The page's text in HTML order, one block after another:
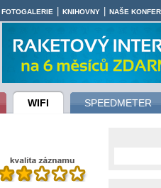
WIFI SPEEDMETER
FOTOGALERIE KNIHOVNY NAŠE